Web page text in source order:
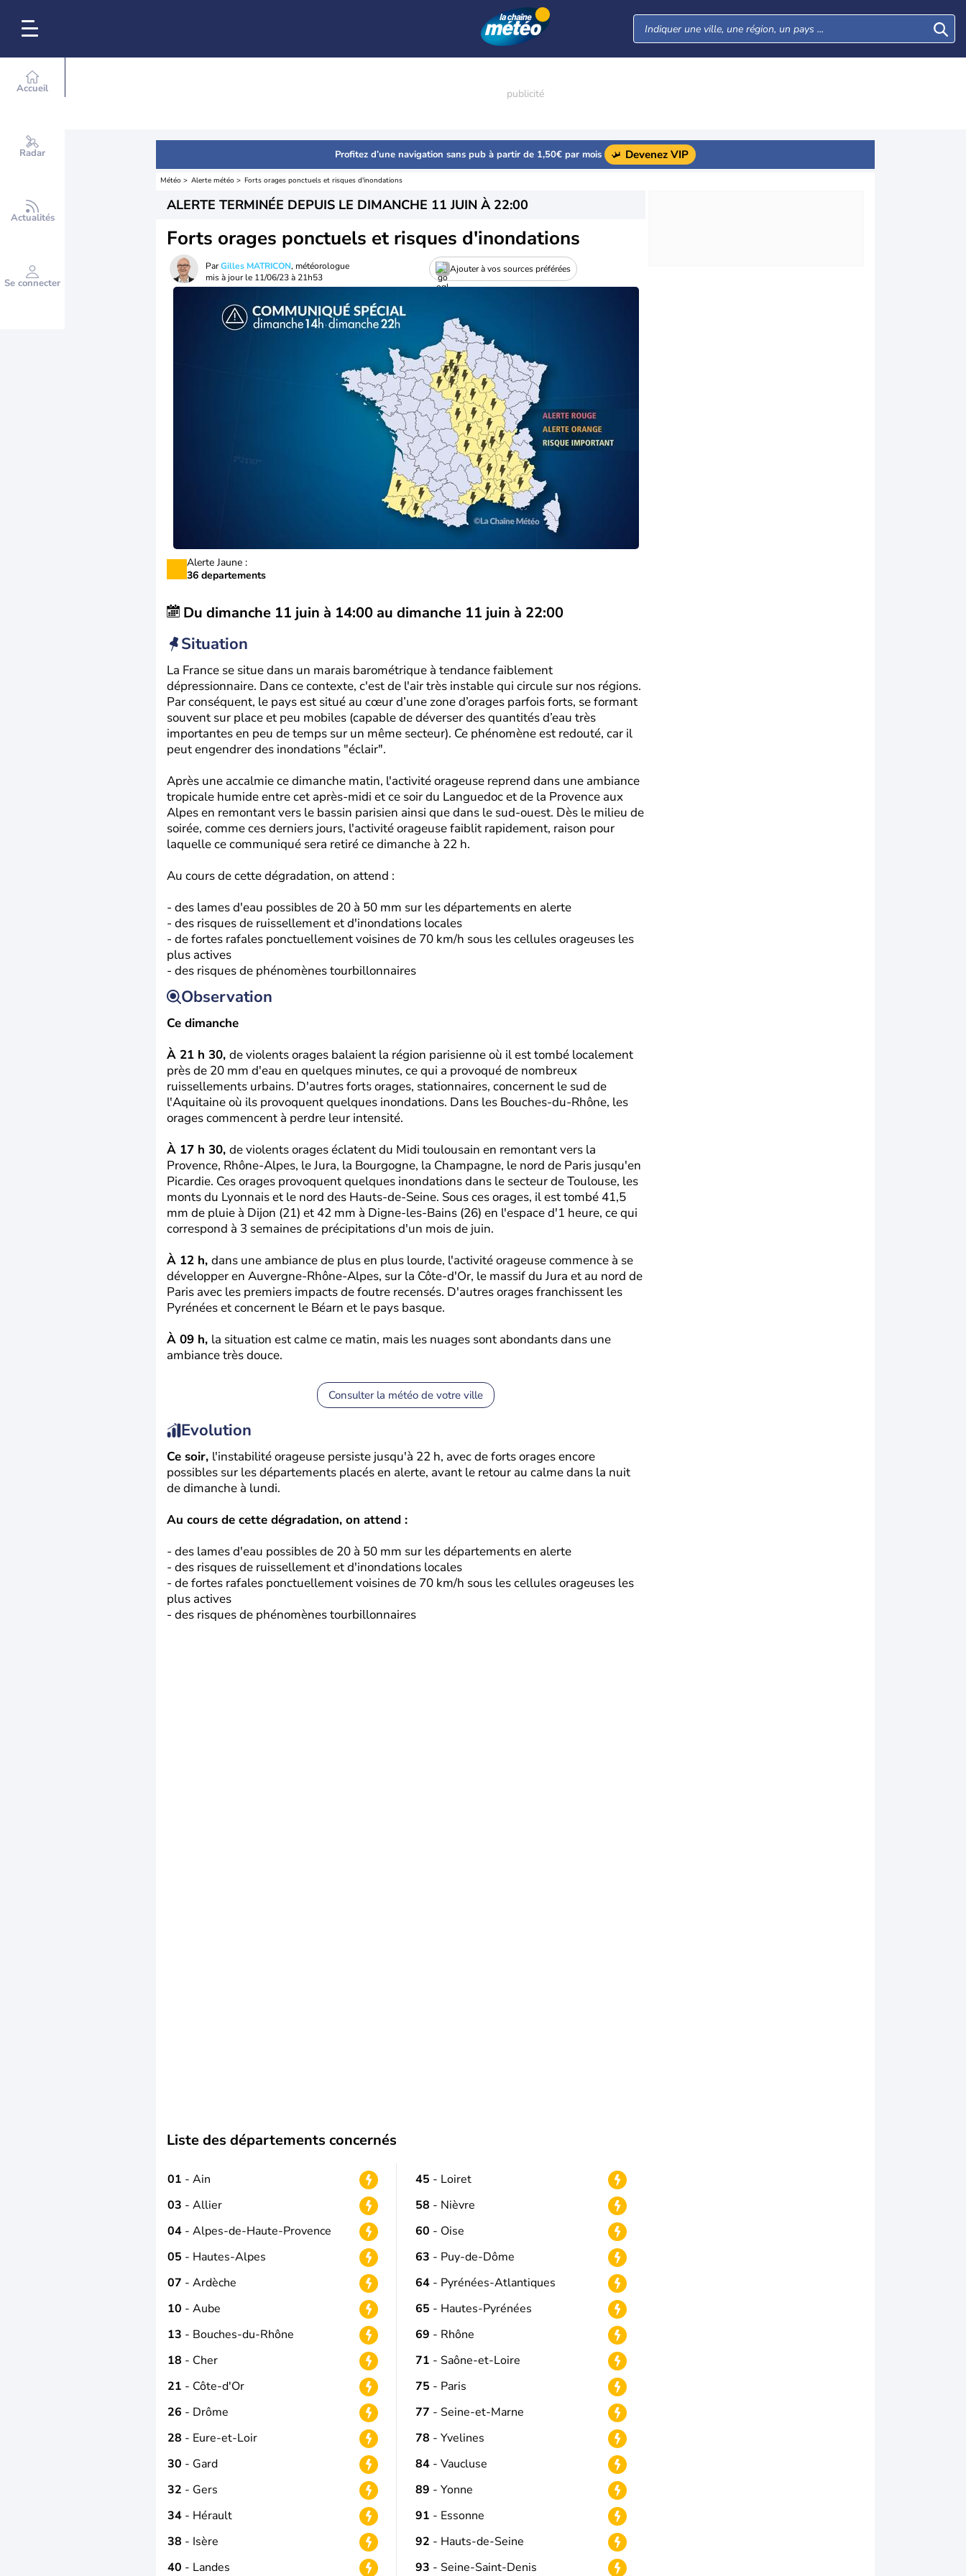
Accueil
Radar
Actualités
Se connecter
Profitez d’une navigation sans pub à partir de 1,50€ par mois Devenez VIP
Météo Alerte météo Forts orages ponctuels et risques d'inondations
ALERTE TERMINÉE DEPUIS LE DIMANCHE 11 JUIN À 22:00
Forts orages ponctuels et risques d'inondations
ParGilles MATRICON, météorologue
mis à jour le 11/06/23 à 21h53
Ajouter à vos sources préférées
Alerte Jaune :
36 departements
Du dimanche 11 juin à 14:00 au dimanche 11 juin à 22:00
Situation
La France se situe dans un marais barométrique à tendance faiblement
dépressionnaire. Dans ce contexte, c'est de l'air très instable qui circule sur nos régions.
Par conséquent, le pays est situé au cœur d’une zone d’orages parfois forts, se formant
souvent sur place et peu mobiles (capable de déverser des quantités d’eau très
importantes en peu de temps sur un même secteur). Ce phénomène est redouté, car il
peut engendrer des inondations "éclair".
Après une accalmie ce dimanche matin, l'activité orageuse reprend dans une ambiance
tropicale humide entre cet après-midi et ce soir du Languedoc et de la Provence aux
Alpes en remontant vers le bassin parisien ainsi que dans le sud-ouest. Dès le milieu de
soirée, comme ces derniers jours, l'activité orageuse faiblit rapidement, raison pour
laquelle ce communiqué sera retiré ce dimanche à 22 h.
Au cours de cette dégradation, on attend :
- des lames d'eau possibles de 20 à 50 mm sur les départements en alerte
- des risques de ruissellement et d'inondations locales
- de fortes rafales ponctuellement voisines de 70 km/h sous les cellules orageuses les
plus actives
- des risques de phénomènes tourbillonnaires
Observation
Ce dimanche
À 21 h 30, de violents orages balaient la région parisienne où il est tombé localement
près de 20 mm d'eau en quelques minutes, ce qui a provoqué de nombreux
ruissellements urbains. D'autres forts orages, stationnaires, concernent le sud de
l'Aquitaine où ils provoquent quelques inondations. Dans les Bouches-du-Rhône, les
orages commencent à perdre leur intensité.
À 17 h 30, de violents orages éclatent du Midi toulousain en remontant vers la
Provence, Rhône-Alpes, le Jura, la Bourgogne, la Champagne, le nord de Paris jusqu'en
Picardie. Ces orages provoquent quelques inondations dans le secteur de Toulouse, les
monts du Lyonnais et le nord des Hauts-de-Seine. Sous ces orages, il est tombé 41,5
mm de pluie à Dijon (21) et 42 mm à Digne-les-Bains (26) en l'espace d'1 heure, ce qui
correspond à 3 semaines de précipitations d'un mois de juin.
À 12 h, dans une ambiance de plus en plus lourde, l'activité orageuse commence à se
développer en Auvergne-Rhône-Alpes, sur la Côte-d'Or, le massif du Jura et au nord de
Paris avec les premiers impacts de foutre recensés. D'autres orages franchissent les
Pyrénées et concernent le Béarn et le pays basque.
À 09 h, la situation est calme ce matin, mais les nuages sont abondants dans une
ambiance très douce.
Consulter la météo de votre ville
Evolution
Ce soir, l'instabilité orageuse persiste jusqu'à 22 h, avec de forts orages encore
possibles sur les départements placés en alerte, avant le retour au calme dans la nuit
de dimanche à lundi.
Au cours de cette dégradation, on attend :
- des lames d'eau possibles de 20 à 50 mm sur les départements en alerte
- des risques de ruissellement et d'inondations locales
- de fortes rafales ponctuellement voisines de 70 km/h sous les cellules orageuses les
plus actives
- des risques de phénomènes tourbillonnaires
Liste des départements concernés
01 - Ain
03 - Allier
04 - Alpes-de-Haute-Provence
05 - Hautes-Alpes
07 - Ardèche
10 - Aube
13 - Bouches-du-Rhône
18 - Cher
21 - Côte-d'Or
26 - Drôme
28 - Eure-et-Loir
30 - Gard
32 - Gers
34 - Hérault
38 - Isère
40 - Landes
45 - Loiret
58 - Nièvre
60 - Oise
63 - Puy-de-Dôme
64 - Pyrénées-Atlantiques
65 - Hautes-Pyrénées
69 - Rhône
71 - Saône-et-Loire
75 - Paris
77 - Seine-et-Marne
78 - Yvelines
84 - Vaucluse
89 - Yonne
91 - Essonne
92 - Hauts-de-Seine
93 - Seine-Saint-Denis